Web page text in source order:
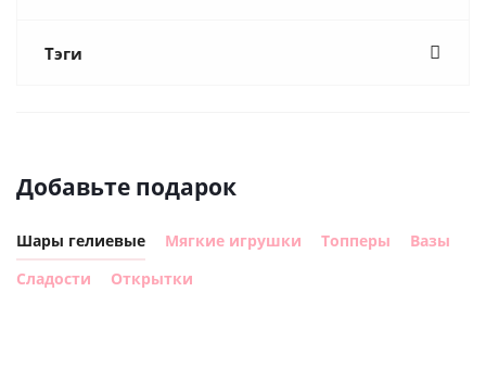
Тэги
Добавьте подарок
Шары гелиевые Мягкие игрушки Топперы
Вазы
Сладости
Открытки